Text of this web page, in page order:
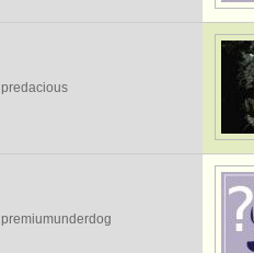
predacious
premiumunderdog